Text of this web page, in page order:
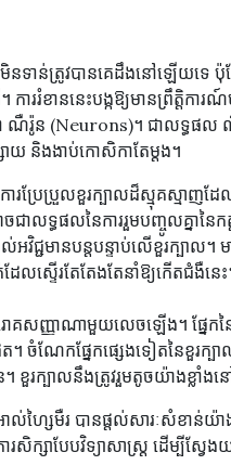
ាន់ត្រូវបានគេដឹងនៅឡើយទេ ប៉ុ
ាររំខាននេះបង្កឱ្យមានព្រឹត្តិកា
ណឺរ៉ូន (Neurons)។ ជាលទ្ធផល ណឺ
យ និងងាប់កោសិកាតែម្តង។
ារប្រែប្រួលខួរក្បាលដ៏ស្មុគស្មាញ
លទ្ធផលនៃការរួមបញ្ចូលគ្នានៃក
វិជ្ជមានបន្តបន្ទាប់លើខួរក្បាល
ស្ទើរតែតែងតែនាំឱ្យកើតជំងឺនេះ
លរោគសញ្ញាណាមួយលេចឡើង។ ផ្នែក
។ ចំណែកផ្នែកផ្សេងទៀតនៃខួរក្
។ ខួរក្បាលនឹងត្រូវរួមតូចយ៉ាងខ្
ាល់ហ្សៃមឺរ បានផ្តល់សារៈសំខាន់យ៉
ក្សាបែបវិទ្យាសាស្ត្រ ដើម្បីស្វែ